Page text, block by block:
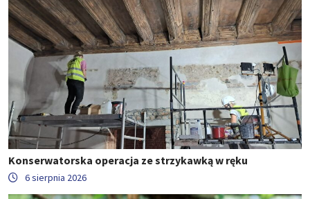
Konserwatorska operacja ze strzykawką w ręku
6 sierpnia 2026